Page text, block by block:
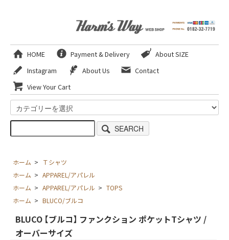
HOME Payment & Delivery
About SIZE
Instagram
About Us
Contact
View Your Cart
SEARCH
ホーム >
Ｔシャツ
ホーム > APPAREL/アパレル
ホーム > APPAREL/アパレル > TOPS
ホーム > BLUCO/ブルコ
BLUCO 【ブルコ】 ファンクション ポケットTシャツ /
オーバーサイズ